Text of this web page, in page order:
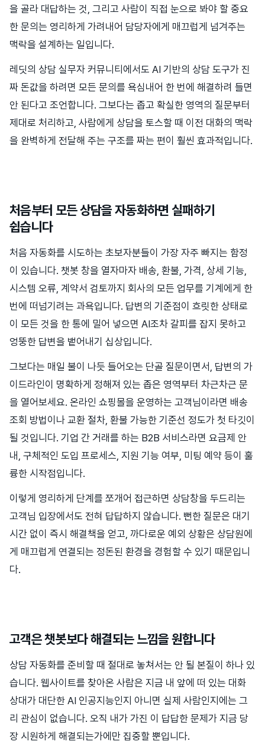
을 골라 대답하는 것, 그리고 사람이 직접 눈으로 봐야 할 중요
한 문의는 영리하게 가려내어 담당자에게 매끄럽게 넘겨주는
맥락을 설계하는 일입니다.
레딧의 상담 실무자 커뮤니티에서도 AI 기반의 상담 도구가 진
짜 돈값을 하려면 모든 문의를 욕심내어 한 번에 해결하려 들면
안 된다고 조언합니다. 그보다는 좁고 확실한 영역의 질문부터
제대로 처리하고, 사람에게 상담을 토스할 때 이전 대화의 맥락
을 완벽하게 전달해 주는 구조를 짜는 편이 훨씬 효과적입니다.
처음부터 모든 상담을 자동화하면 실패하기
쉽습니다
처음 자동화를 시도하는 초보자분들이 가장 자주 빠지는 함정
이 있습니다. 챗봇 창을 열자마자 배송, 환불, 가격, 상세 기능,
시스템 오류, 계약서 검토까지 회사의 모든 업무를 기계에게 한
번에 떠넘기려는 과욕입니다. 답변의 기준점이 흐릿한 상태로
이 모든 것을 한 통에 밀어 넣으면 AI조차 갈피를 잡지 못하고
엉뚱한 답변을 뱉어내기 십상입니다.
그보다는 매일 불이 나듯 들어오는 단골 질문이면서, 답변의 가
이드라인이 명확하게 정해져 있는 좁은 영역부터 차근차근 문
을 열어보세요. 온라인 쇼핑몰을 운영하는 고객님이라면 배송
조회 방법이나 교환 절차, 환불 가능한 기준선 정도가 첫 타깃이
될 것입니다. 기업 간 거래를 하는 B2B 서비스라면 요금제 안
내, 구체적인 도입 프로세스, 지원 기능 여부, 미팅 예약 등이 훌
륭한 시작점입니다.
이렇게 영리하게 단계를 쪼개어 접근하면 상담창을 두드리는
고객님 입장에서도 전혀 답답하지 않습니다. 뻔한 질문은 대기
시간 없이 즉시 해결책을 얻고, 까다로운 예외 상황은 상담원에
게 매끄럽게 연결되는 정돈된 환경을 경험할 수 있기 때문입니
다.
고객은 챗봇보다 해결되는 느낌을 원합니다
상담 자동화를 준비할 때 절대로 놓쳐서는 안 될 본질이 하나 있
습니다. 웹사이트를 찾아온 사람은 지금 내 앞에 떠 있는 대화
상대가 대단한 AI 인공지능인지 아니면 실제 사람인지에는 그
리 관심이 없습니다. 오직 내가 가진 이 답답한 문제가 지금 당
장 시원하게 해결되는가에만 집중할 뿐입니다.